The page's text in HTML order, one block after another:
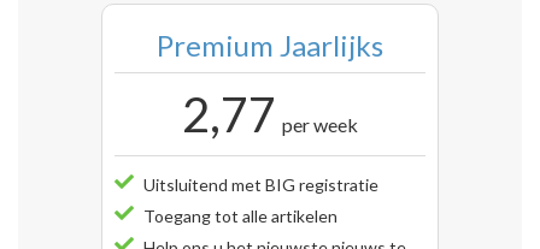
Premium Jaarlijks
2,77 per week
Uitsluitend met BIG registratie
Toegang tot alle artikelen